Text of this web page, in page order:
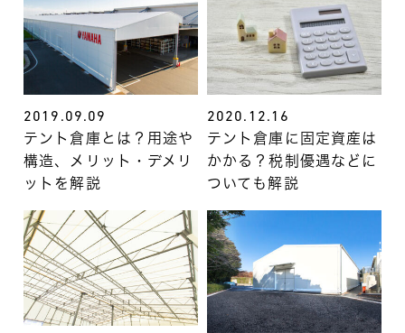
2019.09.09
テント倉庫とは？用途や
構造、メリット・デメリ
ットを解説
2020.12.16
テント倉庫に固定資産は
かかる？税制優遇などに
ついても解説